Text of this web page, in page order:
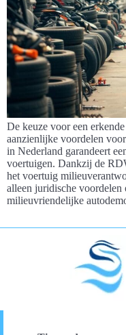
De keuze voor een
aanzienlijke voordelen
in Nederland garandeert
voertuigen. Dankzij de
het voertuig
alleen juridische voordelen
milieuvriendelijke